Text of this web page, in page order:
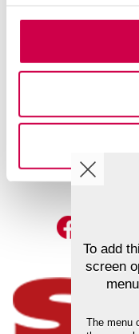
Ole meihin
Tilaa uutiskirje
Suosittele Sanaa
Mainosta Sana-
To add
screen
The menu